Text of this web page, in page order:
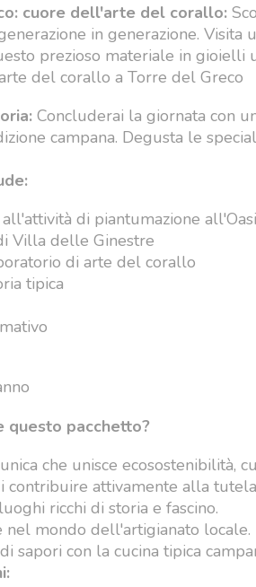
cuore dell'arte del corallo:
in generazione.
prezioso materiale in gioielli
del corallo a Torre del Greco
Concluderai la giornata con
campana. Degusta le
di piantumazione
Villa delle Ginestre
di arte del corallo
tipica
questo pacchetto?
che unisce ecosostenibilità,
contribuire attivamente alla
ricchi di storia e fascino.
nel mondo dell'artigianato locale.
sapori con la cucina tipica